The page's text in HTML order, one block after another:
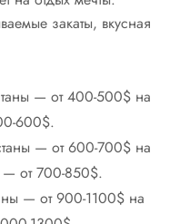
закаты, вкусная
— от 400-500$ на
600$.
— от 600-700$ на
— от 700-850$.
— от 900-1100$ на